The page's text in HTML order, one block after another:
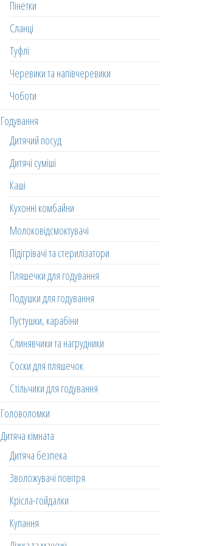
Пінетки
Сланці
Туфлі
Черевики та напівчеревики
Чоботи
Годування
Дитячий посуд
Дитячі суміші
Каші
Кухонні комбайни
Молоковідсмоктувачі
Підігрівачі та стерилізатори
Пляшечки для годування
Подушки для годування
Пустушки, карабіни
Слинявчики та нагрудники
Соски для пляшечок
Стільчики для годування
Головоломки
Дитяча кімната
Дитяча безпека
Зволожувачі повітря
Крісла-гойдалки
Купання